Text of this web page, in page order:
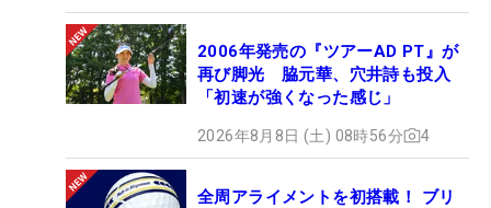
2006年発売の『ツアーAD PT』が
再び脚光 脇元華、穴井詩も投入
「初速が強くなった感じ」
2026年8月8日 (土) 08時56分 4
全周アライメントを初搭載！ ブリ